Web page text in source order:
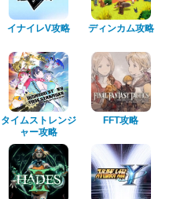
イナイレV攻略 ディンカム攻略
タイムストレンジ
ャー攻略
FFT攻略